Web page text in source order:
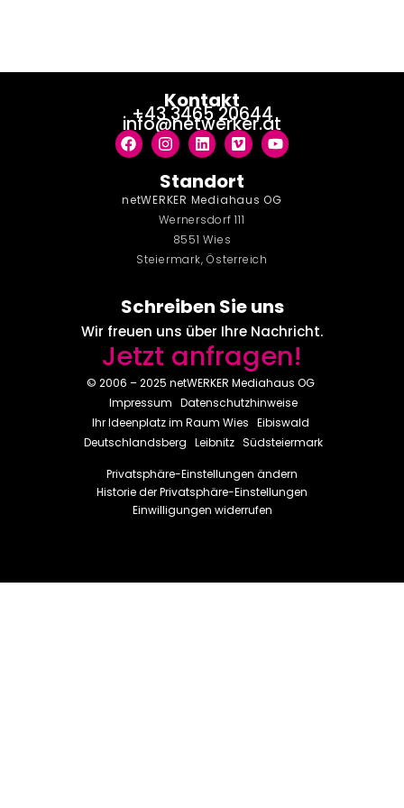
Standort
netWERKER Mediahaus OG
Wernersdorf 111
8551 Wies
Steiermark, Österreich
Kontakt
+43 3465 20644
info@netwerker.at
Schreiben Sie uns
Wir freuen uns über Ihre Nachricht.
Jetzt anfragen!
© 2006 – 2025 netWERKER Mediahaus OG
Impressum Datenschutzhinweise
Ihr Ideenplatz im Raum Wies Eibiswald
Deutschlandsberg Leibnitz Südsteiermark
Privatsphäre-Einstellungen ändern
Historie der Privatsphäre-Einstellungen
Einwilligungen widerrufen